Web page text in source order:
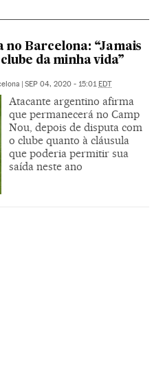
no Barcelona: “Jamais
da minha vida”
SEP 04, 2020 - 15:01 EDT
Atacante argentino afirma
que permanecerá no Camp
Nou, depois de disputa com
o clube quanto à cláusula
que poderia permitir sua
saída neste ano